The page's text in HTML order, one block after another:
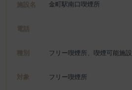
施設名 金町駅南口喫煙所
電話
種別 フリー喫煙所、喫煙可能施設
対象 フリー喫煙所